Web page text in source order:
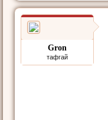
Gron
тафгай